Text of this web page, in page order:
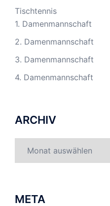
Tischtennis
1. Damenmannschaft
2. Damenmannschaft
3. Damenmannschaft
4. Damenmannschaft
ARCHIV
META